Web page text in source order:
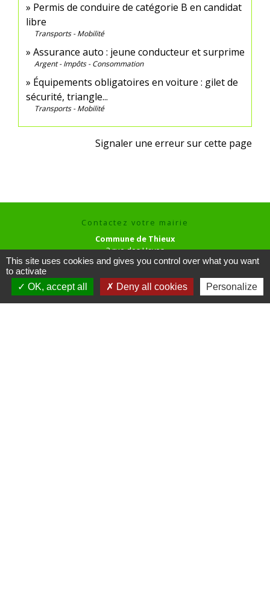
Permis de conduire de catégorie B en candidat
libre
Transports - Mobilité
Assurance auto : jeune conducteur et surprime
Argent - Impôts - Consommation
Équipements obligatoires en voiture : gilet de
sécurité, triangle...
Transports - Mobilité
Signaler une erreur sur cette page
Contactez votre mairie
Commune de Thieux
3 rue des Hayes
60480 Thieux - FRANCE
Contact par formulaire
This site uses cookies and gives you control over what you want
to activate
OK, accept all
Deny all cookies Personalize